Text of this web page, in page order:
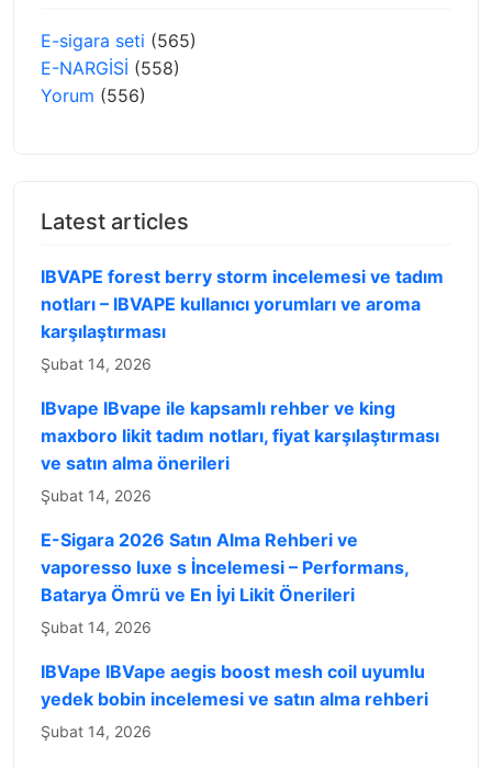
E-sigara seti (565)
E-NARGİSİ (558)
Yorum (556)
Latest articles
IBVAPE forest berry storm incelemesi ve tadım
notları – IBVAPE kullanıcı yorumları ve aroma
karşılaştırması
Şubat 14, 2026
IBvape IBvape ile kapsamlı rehber ve king
maxboro likit tadım notları, fiyat karşılaştırması
ve satın alma önerileri
Şubat 14, 2026
E-Sigara 2026 Satın Alma Rehberi ve
vaporesso luxe s İncelemesi – Performans,
Batarya Ömrü ve En İyi Likit Önerileri
Şubat 14, 2026
IBVape IBVape aegis boost mesh coil uyumlu
yedek bobin incelemesi ve satın alma rehberi
Şubat 14, 2026